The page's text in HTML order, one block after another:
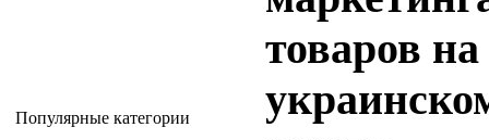
Популярные категории
товаров на